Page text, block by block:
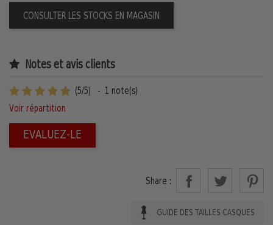
CONSULTER LES STOCKS EN MAGASIN
Notes et avis clients
(5/5) - 1 note(s)
Voir répartition
EVALUEZ-LE
Share :
GUIDE DES TAILLES CASQUES